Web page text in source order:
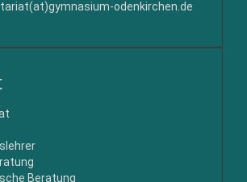
odenkirchen.de
Beratung